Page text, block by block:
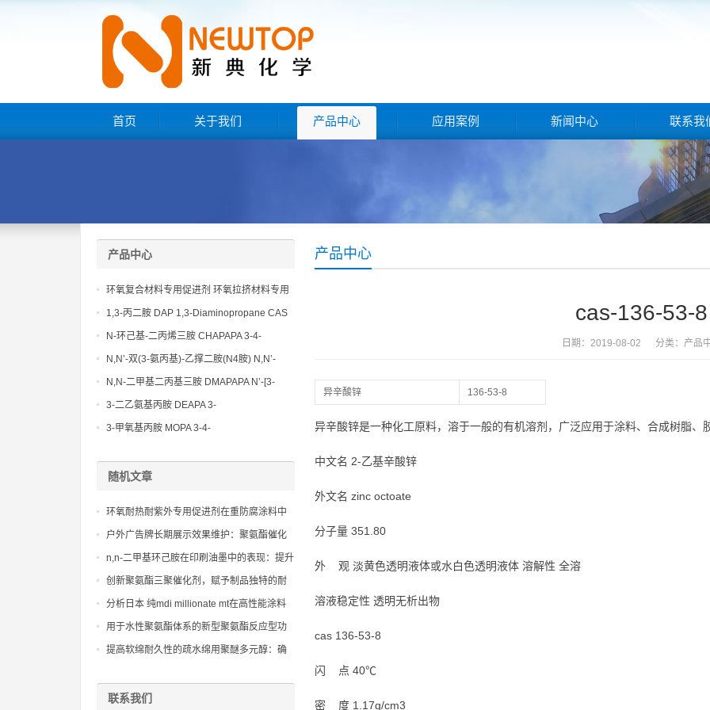
首页 关于我们 产品中心 应用案例 新闻中心 联系我
产品中心
cas-136-53-8
日期：2019-08-02 分类： 产品
异辛酸锌 136-53-8
异辛酸锌是一种化工原料，溶于一般的有机溶剂，广泛应用于涂料、合成树脂、
中文名 2-乙基辛酸锌
外文名 zinc octoate
分子量 351.80
外 观 淡黄色透明液体或水白色透明液体 溶解性 全溶
溶液稳定性 透明无析出物
cas 136-53-8
闪 点 40℃
密 度 1.17g/cm3
产品中心
环氧复合材料专用促进剂 环氧拉挤材料专用
促进剂 NT EP 120
1,3-丙二胺 DAP 1,3-Diaminopropane CAS
No 109-76-2
N-环己基-二丙烯三胺 CHAPAPA 3-4-
Methoxypropylamine CAS No:5332-73-0
N,N’-双(3-氨丙基)-乙撑二胺(N4胺) N,N’-
Bis(3-aminopropyl)-ethylenediamine CAS
No10563-26-5
N,N-二甲基二丙基三胺 DMAPAPA N’-[3-
(dimethylamino)propyllpropane-1,3-
diamine CAS No10563-29-8
3-二乙氨基丙胺 DEAPA 3-
(Diethylamino)propylamine CAS No 104-
3-甲氧基丙胺 MOPA 3-4-
随机文章
环氧耐热耐紫外专用促进剂在重防腐涂料中
的应用，延长防护涂层的使用寿命。
户外广告牌长期展示效果维护：聚氨酯催化
剂 新癸酸铋在抗老化涂层中的作用
n,n-二甲基环己胺在印刷油墨中的表现：提升
耐磨性和光泽度的创新解决方案
创新聚氨酯三聚催化剂，赋予制品独特的耐
压缩和耐冲击性能
分析日本 纯mdi millionate mt在高性能涂料
中的柔韧性
用于水性聚氨酯体系的新型聚氨酯反应型功
能单体
提高软绵耐久性的疏水绵用聚醚多元醇：确
联系我们